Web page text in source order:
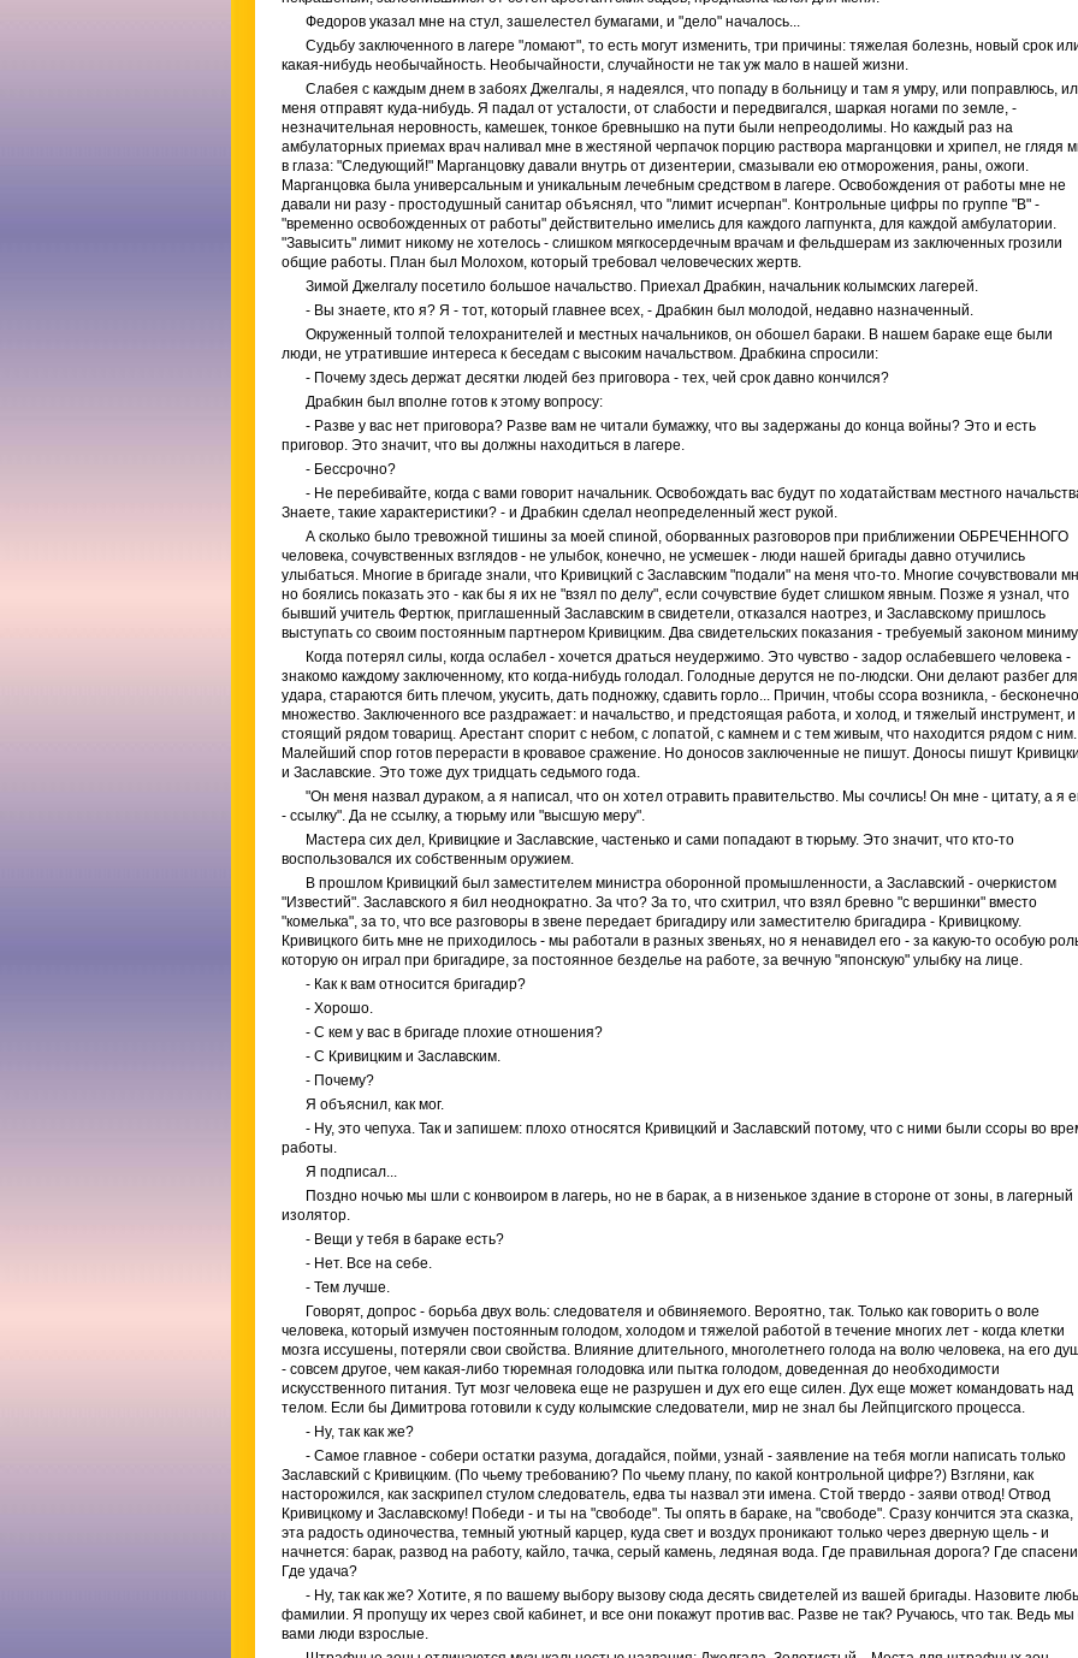
Федоров указал мне на стул, зашелестел бумагами, и "дело" началось...
Судьбу заключенного в лагере "ломают", то есть могут изменить, три причины: тяжелая болезнь, новый срок
какая-нибудь необычайность. Необычайности, случайности не так уж мало в нашей жизни.
Слабея с каждым днем в забоях Джелгалы, я надеялся, что попаду в больницу и там я умру, или поправлюсь,
меня отправят куда-нибудь. Я падал от усталости, от слабости и передвигался, шаркая ногами по земле, -
незначительная неровность, камешек, тонкое бревнышко на пути были непреодолимы. Но каждый раз на
амбулаторных приемах врач наливал мне в жестяной черпачок порцию раствора марганцовки и хрипел, не глядя
в глаза: "Следующий!" Марганцовку давали внутрь от дизентерии, смазывали ею отморожения, раны, ожоги.
Марганцовка была универсальным и уникальным лечебным средством в лагере. Освобождения от работы мне не
давали ни разу - простодушный санитар объяснял, что "лимит исчерпан". Контрольные цифры по группе "В" -
"временно освобожденных от работы" действительно имелись для каждого лагпункта, для каждой амбулатории.
"Завысить" лимит никому не хотелось - слишком мягкосердечным врачам и фельдшерам из заключенных грозили
общие работы. План был Молохом, который требовал человеческих жертв.
Зимой Джелгалу посетило большое начальство. Приехал Драбкин, начальник колымских лагерей.
- Вы знаете, кто я? Я - тот, который главнее всех, - Драбкин был молодой, недавно назначенный.
Окруженный толпой телохранителей и местных начальников, он обошел бараки. В нашем бараке еще были
люди, не утратившие интереса к беседам с высоким начальством. Драбкина спросили:
- Почему здесь держат десятки людей без приговора - тех, чей срок давно кончился?
Драбкин был вполне готов к этому вопросу:
- Разве у вас нет приговора? Разве вам не читали бумажку, что вы задержаны до конца войны? Это и есть
приговор. Это значит, что вы должны находиться в лагере.
- Бессрочно?
- Не перебивайте, когда с вами говорит начальник. Освобождать вас будут по ходатайствам местного
Знаете, такие характеристики? - и Драбкин сделал неопределенный жест рукой.
А сколько было тревожной тишины за моей спиной, оборванных разговоров при приближении ОБРЕЧЕННОГО
человека, сочувственных взглядов - не улыбок, конечно, не усмешек - люди нашей бригады давно отучились
улыбаться. Многие в бригаде знали, что Кривицкий с Заславским "подали" на меня что-то. Многие сочувствовали
но боялись показать это - как бы я их не "взял по делу", если сочувствие будет слишком явным. Позже я узнал, что
бывший учитель Фертюк, приглашенный Заславским в свидетели, отказался наотрез, и Заславскому пришлось
выступать со своим постоянным партнером Кривицким. Два свидетельских показания - требуемый законом
Когда потерял силы, когда ослабел - хочется драться неудержимо. Это чувство - задор ослабевшего человека -
знакомо каждому заключенному, кто когда-нибудь голодал. Голодные дерутся не по-людски. Они делают разбег для
удара, стараются бить плечом, укусить, дать подножку, сдавить горло... Причин, чтобы ссора возникла, -
множество. Заключенного все раздражает: и начальство, и предстоящая работа, и холод, и тяжелый инструмент, и
стоящий рядом товарищ. Арестант спорит с небом, с лопатой, с камнем и с тем живым, что находится рядом с ним.
Малейший спор готов перерасти в кровавое сражение. Но доносов заключенные не пишут. Доносы пишут
и Заславские. Это тоже дух тридцать седьмого года.
"Он меня назвал дураком, а я написал, что он хотел отравить правительство. Мы сочлись! Он мне - цитату, а я
- ссылку". Да не ссылку, а тюрьму или "высшую меру".
Мастера сих дел, Кривицкие и Заславские, частенько и сами попадают в тюрьму. Это значит, что кто-то
воспользовался их собственным оружием.
В прошлом Кривицкий был заместителем министра оборонной промышленности, а Заславский - очеркистом
"Известий". Заславского я бил неоднократно. За что? За то, что схитрил, что взял бревно "с вершинки" вместо
"комелька", за то, что все разговоры в звене передает бригадиру или заместителю бригадира - Кривицкому.
Кривицкого бить мне не приходилось - мы работали в разных звеньях, но я ненавидел его - за какую-то особую
которую он играл при бригадире, за постоянное безделье на работе, за вечную "японскую" улыбку на лице.
- Как к вам относится бригадир?
- Хорошо.
- С кем у вас в бригаде плохие отношения?
- С Кривицким и Заславским.
- Почему?
Я объяснил, как мог.
- Ну, это чепуха. Так и запишем: плохо относятся Кривицкий и Заславский потому, что с ними были ссоры во
работы.
Я подписал...
Поздно ночью мы шли с конвоиром в лагерь, но не в барак, а в низенькое здание в стороне от зоны, в лагерный
изолятор.
- Вещи у тебя в бараке есть?
- Нет. Все на себе.
- Тем лучше.
Говорят, допрос - борьба двух воль: следователя и обвиняемого. Вероятно, так. Только как говорить о воле
человека, который измучен постоянным голодом, холодом и тяжелой работой в течение многих лет - когда клетки
мозга иссушены, потеряли свои свойства. Влияние длительного, многолетнего голода на волю человека, на его
- совсем другое, чем какая-либо тюремная голодовка или пытка голодом, доведенная до необходимости
искусственного питания. Тут мозг человека еще не разрушен и дух его еще силен. Дух еще может командовать над
телом. Если бы Димитрова готовили к суду колымские следователи, мир не знал бы Лейпцигского процесса.
- Ну, так как же?
- Самое главное - собери остатки разума, догадайся, пойми, узнай - заявление на тебя могли написать только
Заславский с Кривицким. (По чьему требованию? По чьему плану, по какой контрольной цифре?) Взгляни, как
насторожился, как заскрипел стулом следователь, едва ты назвал эти имена. Стой твердо - заяви отвод! Отвод
Кривицкому и Заславскому! Победи - и ты на "свободе". Ты опять в бараке, на "свободе". Сразу кончится эта сказка,
эта радость одиночества, темный уютный карцер, куда свет и воздух проникают только через дверную щель - и
начнется: барак, развод на работу, кайло, тачка, серый камень, ледяная вода. Где правильная дорога? Где
Где удача?
- Ну, так как же? Хотите, я по вашему выбору вызову сюда десять свидетелей из вашей бригады. Назовите
фамилии. Я пропущу их через свой кабинет, и все они покажут против вас. Разве не так? Ручаюсь, что так. Ведь мы
вами люди взрослые.